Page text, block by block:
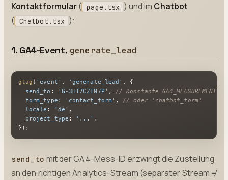
Kontaktformular( page.tsx ) und im Chatbot
( Chatbot.tsx ):
1. GA4-Event, generate_lead
gtag ( 'event' , 'generate_lead' , {
send_to : 'G-3HT7CZTN7P' , // Konstante
form_type : 'contact_form' , // oder 'chatbot_form'
locale : 'de' ,
project_type : '...' ,
});
send_to mit der GA4-Mess-ID erzwingt die Zustellung
an den richtigen Analytics-Stream (separater Stream ≠